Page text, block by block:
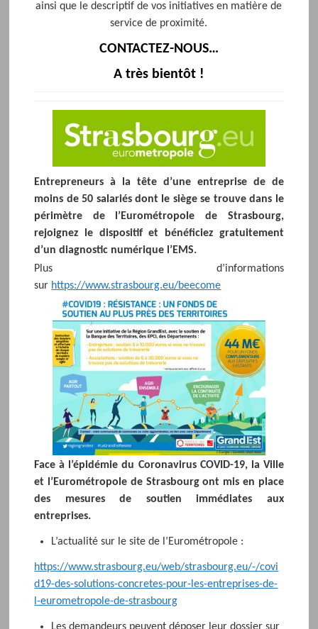
ainsi que le descriptif de vos initiatives en matière de
service de proximité.
CONTACTEZ-NOUS…
A très bientôt !
Entrepreneurs à la tête d’une entreprise de de
moins de 50 salariés dont le siège se trouve dans le
périmètre de l’Eurométropole de Strasbourg,
rejoignez le dispositif et bénéficiez gratuitement
d’un diagnostic numérique l’EMS.
Plus d’informations
sur https://www.strasbourg.eu/beecome
Face à l’épidémie du Coronavirus COVID-19, la Ville
et l’Eurométropole de Strasbourg ont mis en place
des mesures de soutien immédiates aux
entreprises.
L’actualité sur le site de l’Eurométropole :
https://www.strasbourg.eu/web/strasbourg.eu/-/covi
d19-des-solutions-concretes-pour-les-entreprises-de-
l-eurometropole-de-strasbourg